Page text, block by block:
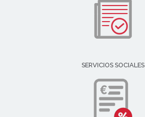
SERVICIOS SOCIALES